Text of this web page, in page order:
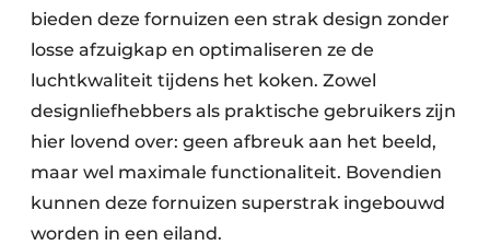
bieden deze fornuizen een strak design zonder
losse afzuigkap en optimaliseren ze de
luchtkwaliteit tijdens het koken. Zowel
designliefhebbers als praktische gebruikers zijn
hier lovend over: geen afbreuk aan het beeld,
maar wel maximale functionaliteit. Bovendien
kunnen deze fornuizen superstrak ingebouwd
worden in een eiland.